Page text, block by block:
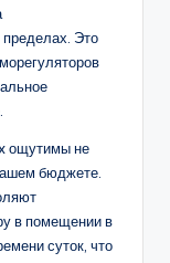
пределах. Это
ощутимы не
бюджете.
в помещении в
суток, что